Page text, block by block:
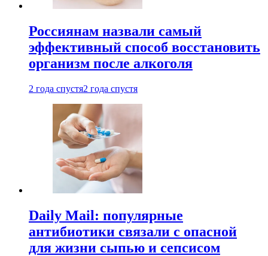
Россиянам назвали самый
эффективный способ восстановить
организм после алкоголя
2 года спустя2 года спустя
Daily Mail: популярные
антибиотики связали с опасной
для жизни сыпью и сепсисом